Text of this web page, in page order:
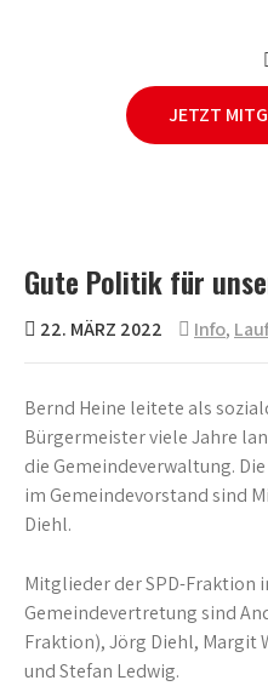
JETZT
Gute Politik für
22. MÄRZ 2022 Info,
Bernd Heine leitete als
Bürgermeister viele Jahre
die Gemeindeverwaltung.
im Gemeindevorstand sind
Diehl.
Mitglieder der SPD-Fraktion
Gemeindevertretung sind
Fraktion), Jörg Diehl, Margit
und Stefan Ledwig.